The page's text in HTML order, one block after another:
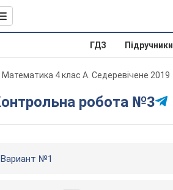
ГДЗ Підручники
Математика 4 клас А. Седеревічене 2019
Контрольна робота №3
Вариант №1